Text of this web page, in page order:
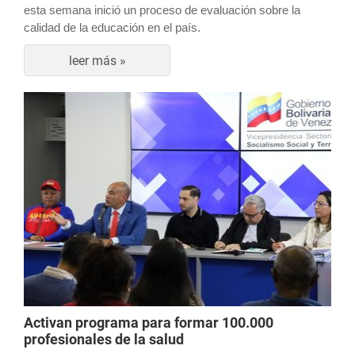
esta semana inició un proceso de evaluación sobre la
calidad de la educación en el país.
leer más »
Activan programa para formar 100.000
profesionales de la salud